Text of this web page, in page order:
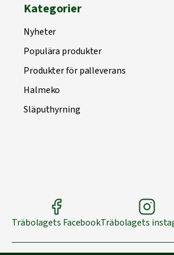
Kategorier
Nyheter
Populära produkter
Produkter för palleverans
Halmeko
Släputhyrning
Träbolagets FacebookTräbolagets